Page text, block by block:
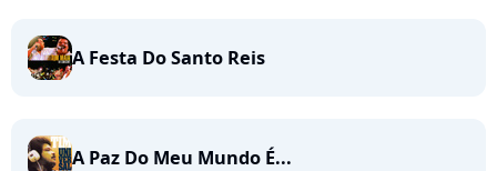
A Festa Do Santo Reis
A Paz Do Meu Mundo É...